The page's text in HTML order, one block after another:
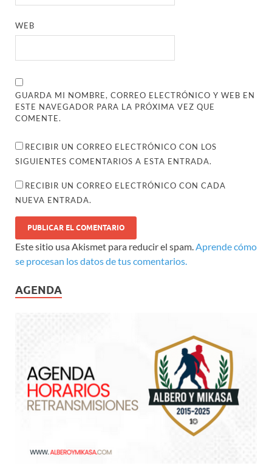
WEB
GUARDA MI NOMBRE, CORREO ELECTRÓNICO Y WEB EN
ESTE NAVEGADOR PARA LA PRÓXIMA VEZ QUE
COMENTE.
RECIBIR UN CORREO ELECTRÓNICO CON LOS
SIGUIENTES COMENTARIOS A ESTA ENTRADA.
RECIBIR UN CORREO ELECTRÓNICO CON CADA
NUEVA ENTRADA.
Este sitio usa Akismet para reducir el spam.Aprende cómo
se procesan los datos de tus comentarios.
AGENDA